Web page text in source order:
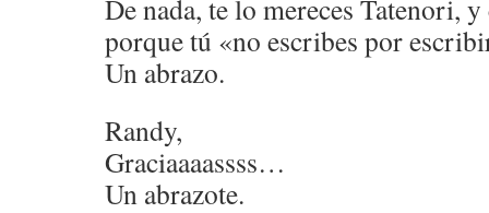
De nada, te lo mereces Tatenori,
porque tú «no escribes por
Un abrazo.
Randy,
Graciaaaassss…
Un abrazote.